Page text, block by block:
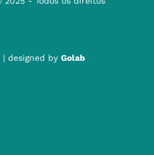
| designed by Golab